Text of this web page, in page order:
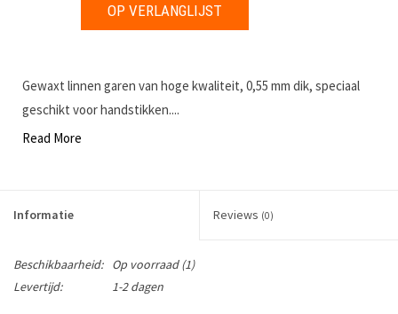
OP VERLANGLIJST
Gewaxt linnen garen van hoge kwaliteit, 0,55 mm dik, speciaal
geschikt voor handstikken....
Read More
Informatie Reviews (0)
Beschikbaarheid: Op voorraad(1)
Levertijd:
1-2 dagen